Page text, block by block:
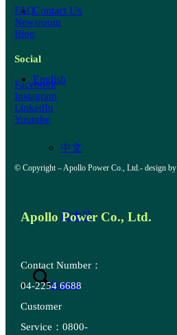
Contact Us
English
中文
日本語
Search
FAQ
Newsroom
Blog
Social
Facebook
Instagram
LinkedIn
Youtube
© Copyright – Apollo Power Co., Ltd.- design by
Apollo Power Co., Ltd.
Contact Number：
04-2254 6688
Customer
Service：0800-